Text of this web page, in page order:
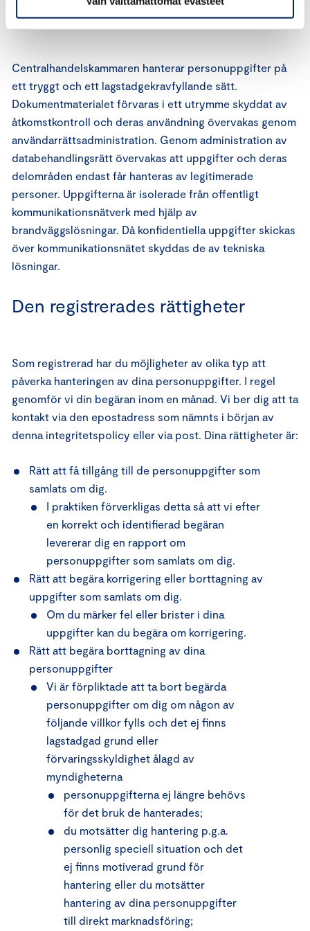
Skyddande av personuppgifter
Centralhandelskammaren hanterar personuppgifter på
ett tryggt och ett lagstadgekravfyllande sätt.
Dokumentmaterialet förvaras i ett utrymme skyddat av
åtkomstkontroll och deras användning övervakas genom
användarrättsadministration. Genom administration av
databehandlingsrätt övervakas att uppgifter och deras
delområden endast får hanteras av legitimerade
personer. Uppgifterna är isolerade från offentligt
kommunikationsnätverk med hjälp av
brandväggslösningar. Då konfidentiella uppgifter skickas
över kommunikationsnätet skyddas de av tekniska
lösningar.
Den registrerades rättigheter
Som registrerad har du möjligheter av olika typ att
påverka hanteringen av dina personuppgifter. I regel
genomför vi din begäran inom en månad. Vi ber dig att ta
kontakt via den epostadress som nämnts i början av
denna integritetspolicy eller via post. Dina rättigheter är:
Rätt att få tillgång till de personuppgifter som
samlats om dig.
I praktiken förverkligas detta så att vi efter
en korrekt och identifierad begäran
levererar dig en rapport om
personuppgifter som samlats om dig.
Rätt att begära korrigering eller borttagning av
uppgifter som samlats om dig.
Om du märker fel eller brister i dina
uppgifter kan du begära om korrigering.
Rätt att begära borttagning av dina
personuppgifter
Vi är förpliktade att ta bort begärda
personuppgifter om dig om någon av
följande villkor fylls och det ej finns
lagstadgad grund eller
förvaringsskyldighet ålagd av
myndigheterna
personuppgifterna ej längre behövs
för det bruk de hanterades;
du motsätter dig hantering p.g.a.
personlig speciell situation och det
ej finns motiverad grund för
hantering eller du motsätter
hantering av dina personuppgifter
till direkt marknadsföring;